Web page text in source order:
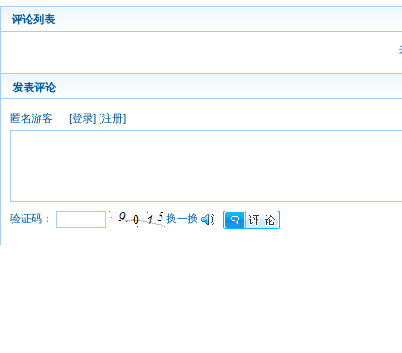
评论列表
发表评论
匿名游客 [登录] [注册]
验证码： 换一换